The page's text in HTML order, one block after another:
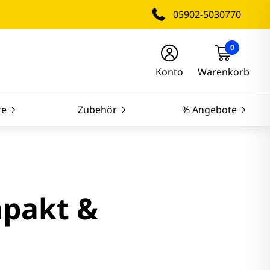
05902-5030770
Konto
0
Warenkorb
Zubehör % Angebote
&